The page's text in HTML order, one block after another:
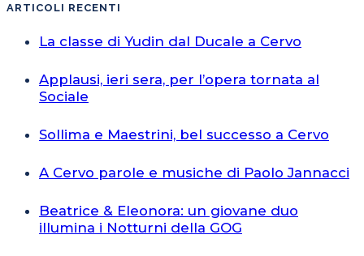
ARTICOLI RECENTI
La classe di Yudin dal Ducale a Cervo
Applausi, ieri sera, per l’opera tornata al
Sociale
Sollima e Maestrini, bel successo a Cervo
A Cervo parole e musiche di Paolo Jannacci
Beatrice & Eleonora: un giovane duo
illumina i Notturni della GOG